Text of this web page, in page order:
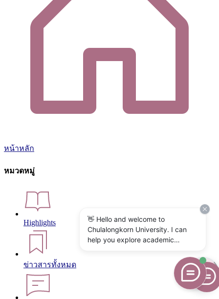
หน้าหลัก
หมวดหมู่
Highlights
ข่าวสารทั้งหมด
👋 Hello and welcome to
Chulalongkorn University. I can
help you explore academic